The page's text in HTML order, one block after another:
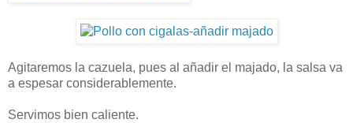
Agitaremos la cazuela, pues al añadir el majado, la salsa va
a espesar considerablemente.
Servimos bien caliente.